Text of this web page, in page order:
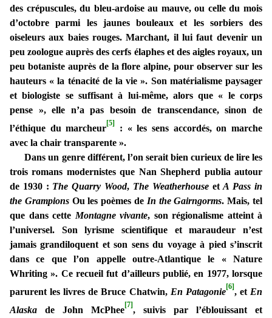
des crépuscules, du bleu-ardoise au mauve, ou celle du mois
d’octobre parmi les jaunes bouleaux et les sorbiers des
oiseleurs aux baies rouges. Marchant, il lui faut devenir un
peu zoologue auprès des cerfs élaphes et des aigles royaux, un
peu botaniste auprès de la flore alpine, pour observer sur les
hauteurs « la ténacité de la vie ». Son matérialisme paysager
et biologiste se suffisant à lui-même, alors que « le corps
pense », elle n’a pas besoin de transcendance, sinon de
l’éthique du marcheur[5]
: « les sens accordés, on marche
avec la chair transparente ».
Dans un genre différent, l’on serait bien curieux de lire les
trois romans modernistes que Nan Shepherd publia autour
de 1930 : The Quarry Wood, The WeatherhouseetA Pass in
the GrampionsOu les poèmes de In the Gairngorms. Mais, tel
que dans cette Montagne vivante, son régionalisme atteint à
l’universel. Son lyrisme scientifique et maraudeur n’est
jamais grandiloquent et son sens du voyage à pied s’inscrit
dans ce que l’on appelle outre-Atlantique le « Nature
Whriting ». Ce recueil fut d’ailleurs publié, en 1977, lorsque
parurent les livres de Bruce Chatwin,En Patagonie[6], et En
Alaska de John McPhee[7], suivis par l’éblouissant et